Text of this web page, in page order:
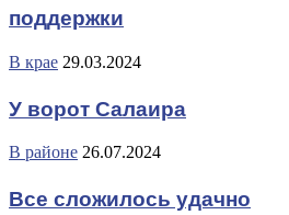
поддержки
В крае 29.03.2024
У ворот Салаира
В районе 26.07.2024
Все сложилось удачно